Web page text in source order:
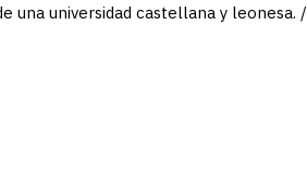
una universidad castellana y leonesa. /